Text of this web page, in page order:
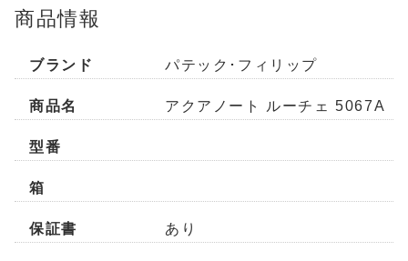
商品情報
ブランド パテック･フィリップ
商品名 アクアノート ルーチェ 5067A
型番
箱
保証書 あり